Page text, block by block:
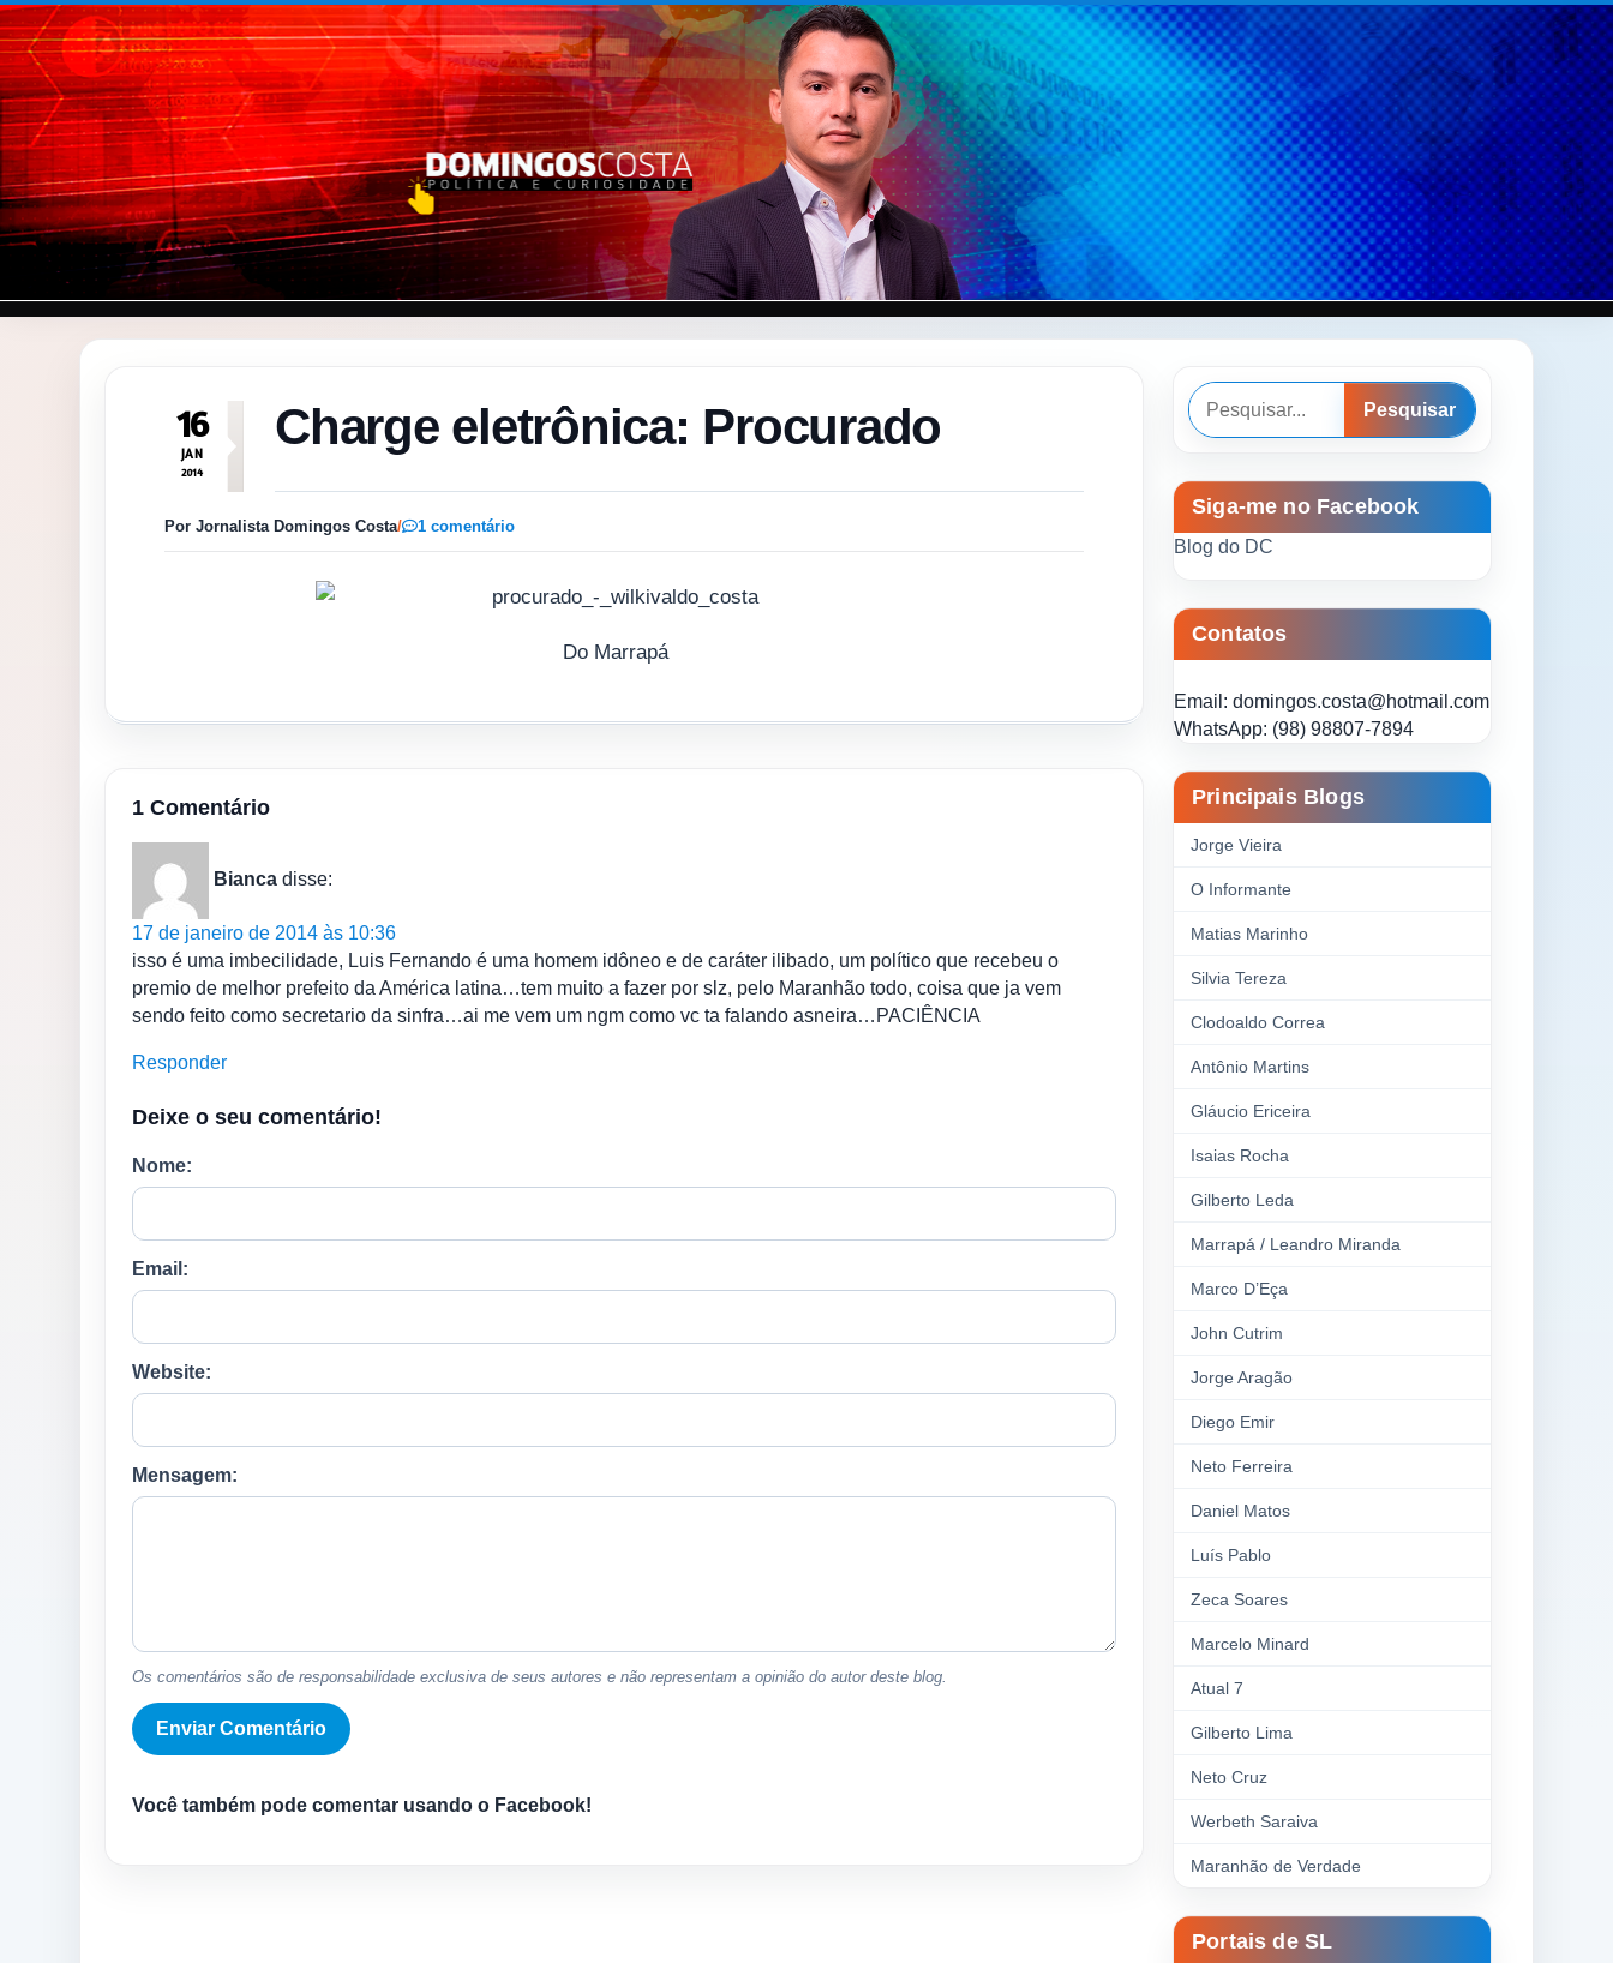
Pular para o conteúdo
16
JAN
2014
Charge eletrônica: Procurado
Por Jornalista Domingos Costa/ 1 comentário
Do Marrapá
1 Comentário
Bianca disse:
17 de janeiro de 2014 às 10:36
isso é uma imbecilidade, Luis Fernando é uma homem idôneo e de caráter ilibado, um político que recebeu o
premio de melhor prefeito da América latina…tem muito a fazer por slz, pelo Maranhão todo, coisa que ja vem
sendo feito como secretario da sinfra…ai me vem um ngm como vc ta falando asneira…PACIÊNCIA
Responder
Deixe o seu comentário!
Nome:
Email:
Website:
Mensagem:
Os comentários são de responsabilidade exclusiva de seus autores e não representam a opinião do autor deste blog.
Você também pode comentar usando o Facebook!
Pesquisar
Pesquisar
Siga-me no Facebook
Blog do DC
Contatos
Email: domingos.costa@hotmail.com
WhatsApp: (98) 98807-7894
Principais Blogs
Jorge Vieira
O Informante
Matias Marinho
Silvia Tereza
Clodoaldo Correa
Antônio Martins
Gláucio Ericeira
Isaias Rocha
Gilberto Leda
Marrapá / Leandro Miranda
Marco D’Eça
John Cutrim
Jorge Aragão
Diego Emir
Neto Ferreira
Daniel Matos
Luís Pablo
Zeca Soares
Marcelo Minard
Atual 7
Gilberto Lima
Neto Cruz
Werbeth Saraiva
Maranhão de Verdade
Portais de SL